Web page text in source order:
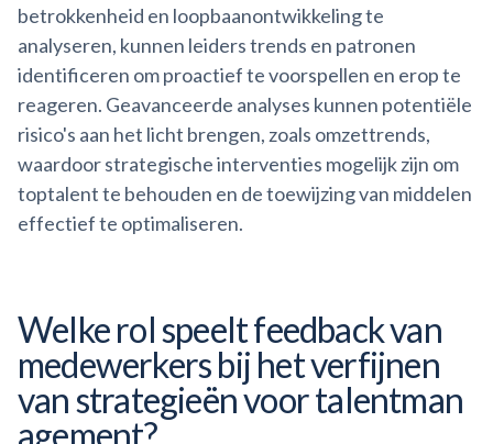
betrokkenheid en loopbaanontwikkeling te
analyseren, kunnen leiders trends en patronen
identificeren om proactief te voorspellen en erop te
reageren. Geavanceerde analyses kunnen potentiële
risico's aan het licht brengen, zoals omzettrends,
waardoor strategische interventies mogelijk zijn om
toptalent te behouden en de toewijzing van middelen
effectief te optimaliseren.
Welke rol speelt feedback van
medewerkers bij het verfijnen
van strategieën voortalentman
agement?